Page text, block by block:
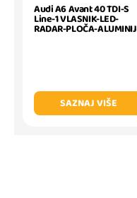
Audi A6 Avant 40 TDI-S
Line-1 VLASNIK-LED-
RADAR-PLOČA-ALUMINIJ
SAZNAJ VIŠE